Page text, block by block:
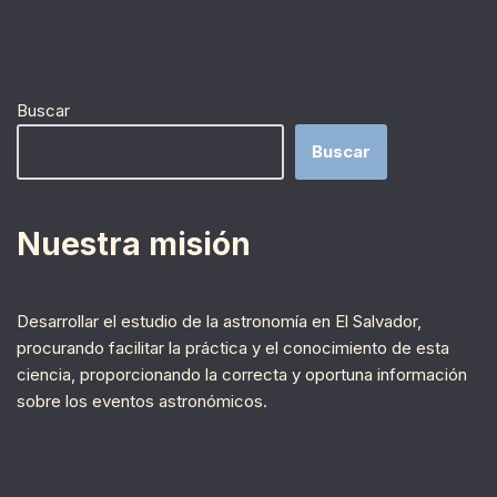
Buscar
Buscar
Nuestra misión
Desarrollar el estudio de la astronomía en El Salvador,
procurando facilitar la práctica y el conocimiento de esta
ciencia, proporcionando la correcta y oportuna información
sobre los eventos astronómicos.